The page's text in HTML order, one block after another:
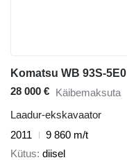
Komatsu WB 93S-5E0
28 000 € Käibemaksuta
Laadur-ekskavaator
2011
9 860 m/t
Kütus diisel